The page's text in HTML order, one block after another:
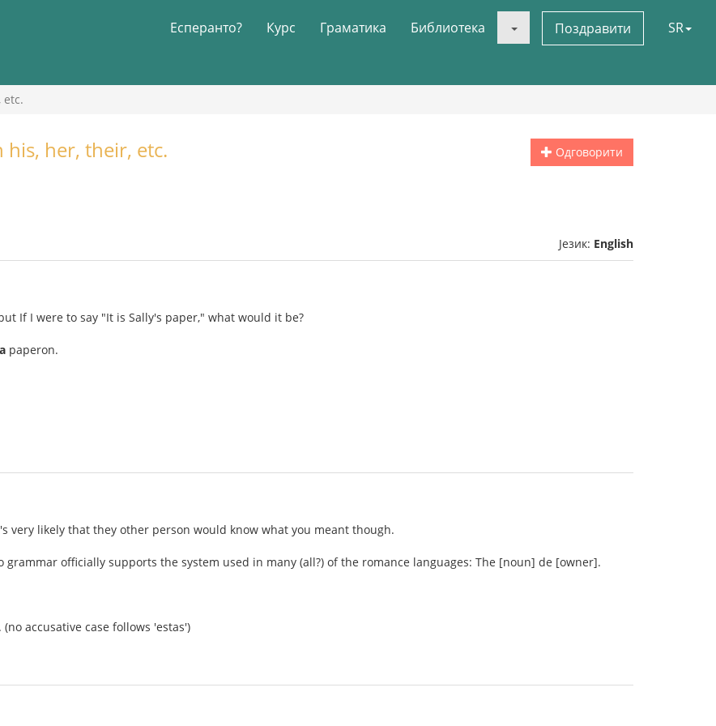
Есперанто? Курс Граматика Библиотека Поздравити SR
etc.
Одговорити
her, their, etc.
Језик: English
If I were to say "It is Sally's paper," what would it be?
a paperon.
very likely that they other person would know what you meant though.
grammar officially supports the system used in many (all?) of the romance languages: The [noun] de [owner].
accusative case follows 'estas')